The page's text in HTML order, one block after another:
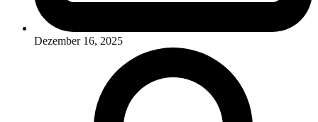
Dezember 16, 2025